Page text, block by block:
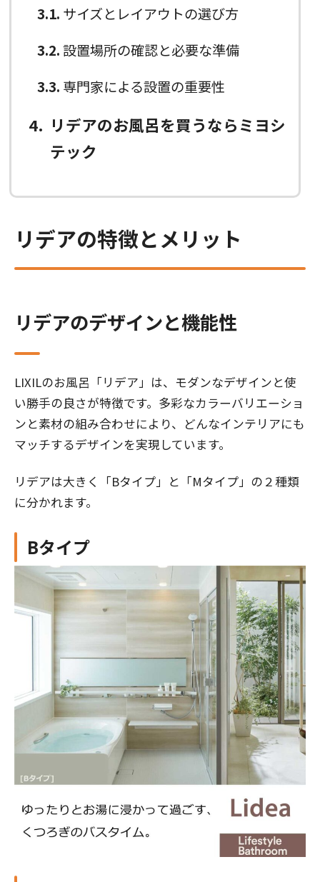
3.1 サイズとレイアウトの選び方
3.2 設置場所の確認と必要な準備
3.3 専門家による設置の重要性
4
リデアのお風呂を買うならミヨシ
テック
リデアの特徴とメリット
リデアのデザインと機能性
LIXILのお風呂「リデア」は、モダンなデザインと使
い勝手の良さが特徴です。多彩なカラーバリエーショ
ンと素材の組み合わせにより、どんなインテリアにも
マッチするデザインを実現しています。
リデアは大きく「Bタイプ」と「Mタイプ」の２種類
に分かれます。
Bタイプ